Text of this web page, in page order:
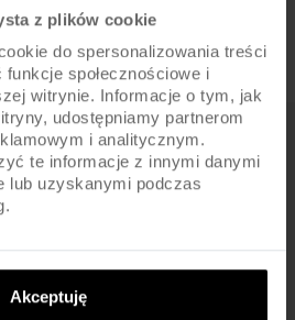
z plików cookie
do spersonalizowania treści
społecznościowe i
witrynie. Informacje o tym, jak
udostępniamy partnerom
i analitycznym.
te informacje z innymi danymi
lub uzyskanymi podczas
Akceptuję
Archiwum rowerów
Oświadczenie o dostępności